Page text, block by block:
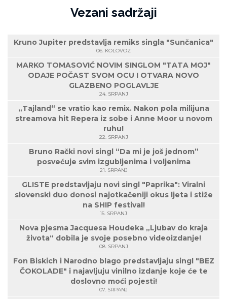
Vezani sadržaji
Kruno Jupiter predstavlja remiks singla "Sunčanica"
06. KOLOVOZ
MARKO TOMASOVIĆ NOVIM SINGLOM "TATA MOJ"
ODAJE POČAST SVOM OCU I OTVARA NOVO
GLAZBENO POGLAVLJE
24. SRPANJ
„Tajland“ se vratio kao remix. Nakon pola milijuna
streamova hit Repera iz sobe i Anne Moor u novom
ruhu!
22. SRPANJ
Bruno Rački novi singl “Da mi je još jednom”
posvećuje svim izgubljenima i voljenima
21. SRPANJ
GLISTE predstavljaju novi singl "Paprika": Viralni
slovenski duo donosi najotkačeniji okus ljeta i stiže
na SHIP festival!
15. SRPANJ
Nova pjesma Jacquesa Houdeka „Ljubav do kraja
života“ dobila je svoje posebno videoizdanje!
08. SRPANJ
Fon Biskich i Narodno blago predstavljaju singl "BEZ
ČOKOLADE" i najavljuju vinilno izdanje koje će te
doslovno moći pojesti!
07. SRPANJ